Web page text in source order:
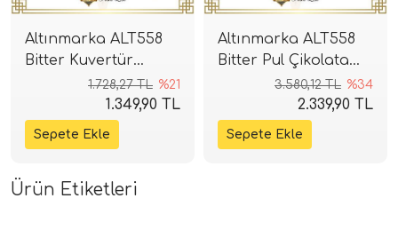
Altınmarka ALT558
Bitter Kuvertür
Çikolata 2,5kg (%55)
1.728,27 TL %21
1.349,90 TL
Altınmarka ALT558
Bitter Pul Çikolata
5kg (%55)3.580,12 TL %34
2.339,90 TL
Ürün Etiketleri